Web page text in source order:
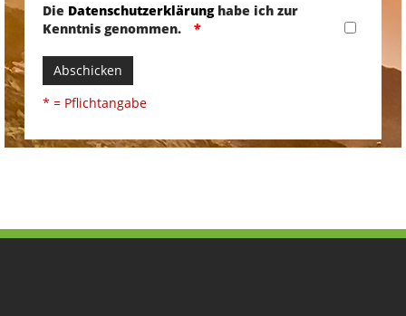
Die Datenschutzerklärunghabe ich zur
Kenntnis genommen.
Abschicken
* = Pflichtangabe